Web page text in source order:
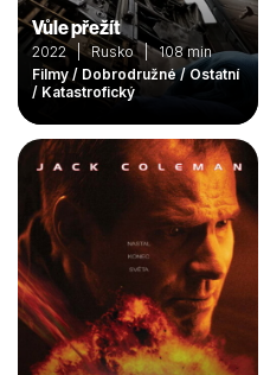
Vůle přežít
2022 | Rusko | 108 min
Filmy / Dobrodružné / Ostatní
/ Katastrofický